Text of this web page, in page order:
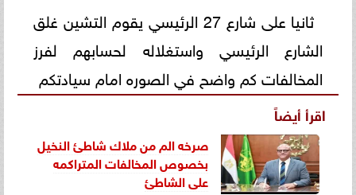
ثانيا على شارع 27 الرئيسي يقوم التشين غلق
الشارع الرئيسي واستغلاله لحسابهم لفرز
المخالفات كم واضح في الصوره امام سيادتكم
اقرأ أيضاً
صرخه الم من ملاك شاطئ النخيل
بخصوص المخالفات المتراكمه
على الشاطئ